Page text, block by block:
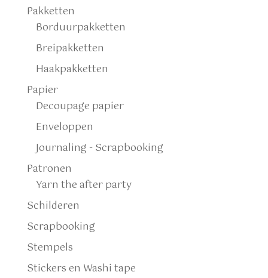
Pakketten
Borduurpakketten
Breipakketten
Haakpakketten
Papier
Decoupage papier
Enveloppen
Journaling - Scrapbooking
Patronen
Yarn the after party
Schilderen
Scrapbooking
Stempels
Stickers en Washi tape